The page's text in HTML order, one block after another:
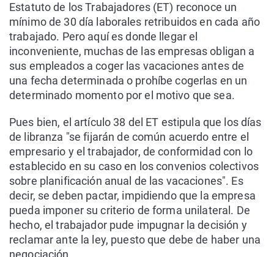
Estatuto de los Trabajadores (ET) reconoce un
mínimo de 30 día laborales retribuidos en cada año
trabajado. Pero aquí es donde llegar el
inconveniente, muchas de las empresas obligan a
sus empleados a coger las vacaciones antes de
una fecha determinada o prohíbe cogerlas en un
determinado momento por el motivo que sea.
Pues bien, el artículo 38 del ET estipula que los días
de libranza "se fijarán de común acuerdo entre el
empresario y el trabajador, de conformidad con lo
establecido en su caso en los convenios colectivos
sobre planificación anual de las vacaciones". Es
decir, se deben pactar, impidiendo que la empresa
pueda imponer su criterio de forma unilateral. De
hecho, el trabajador pude impugnar la decisión y
reclamar ante la ley, puesto que debe de haber una
negociación.